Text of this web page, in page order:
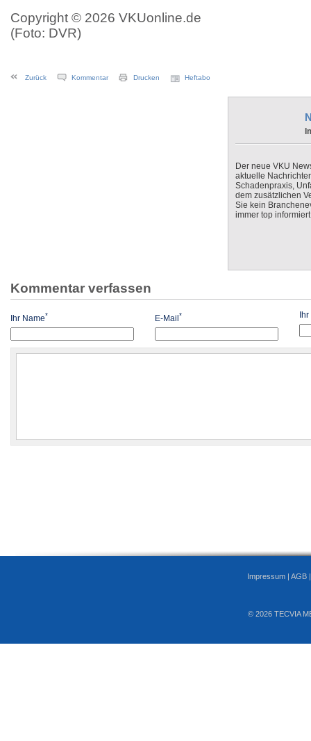
Copyright © 2026 VKUonline.de
(Foto: DVR)
Zurück Kommentar Drucken Heftabo
Der neue VKU
aktuelle
Schadenpraxis,
dem zusätzlichen
Sie kein
immer top
Kommentar verfassen
Ihr Name* E-Mail* Ihr
Impressum | AGB
© 2026 TECVIA